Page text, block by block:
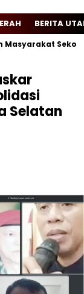
BERITA
Sekolah
Selatan